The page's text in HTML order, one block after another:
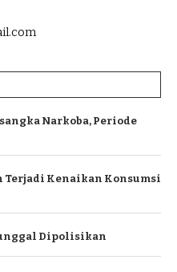
Narkoba, Periode
Terjadi Kenaikan Konsumsi
Dipolisikan